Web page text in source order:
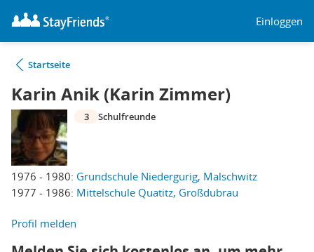
Einloggen
Startseite
Karin Anik (Karin Zimmer)
1976 - 1980: Grundschule Niedergurig, Malschwitz
1977 - 1986: Mittelschule Quatitz, Großdubrau
3 Schulfreunde
Profil melden